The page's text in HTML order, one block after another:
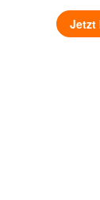
Jetzt